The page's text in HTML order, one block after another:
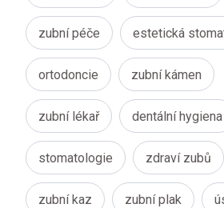
zubní péče estetická
ortodoncie zubní kámen
zubní lékař dentální hygiena
stomatologie zdraví zubů
zubní kaz zubní plak